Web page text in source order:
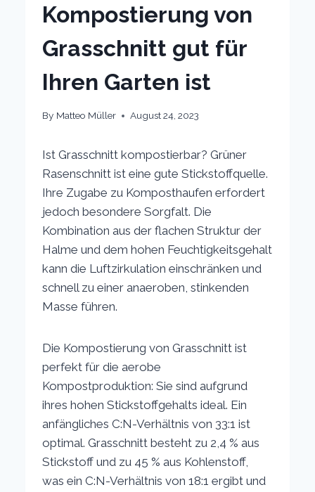
Kompostierung von
Grasschnitt gut für
Ihren Garten ist
By Matteo Müller August 24, 2023
Ist Grasschnitt kompostierbar? Grüner
Rasenschnitt ist eine gute Stickstoffquelle.
Ihre Zugabe zu Komposthaufen erfordert
jedoch besondere Sorgfalt. Die
Kombination aus der flachen Struktur der
Halme und dem hohen Feuchtigkeitsgehalt
kann die Luftzirkulation einschränken und
schnell zu einer anaeroben, stinkenden
Masse führen.
Die Kompostierung von Grasschnitt ist
perfekt für die aerobe
Kompostproduktion: Sie sind aufgrund
ihres hohen Stickstoffgehalts ideal. Ein
anfängliches C:N-Verhältnis von 33:1 ist
optimal. Grasschnitt besteht zu 2,4 % aus
Stickstoff und zu 45 % aus Kohlenstoff,
was ein C:N-Verhältnis von 18:1 ergibt und